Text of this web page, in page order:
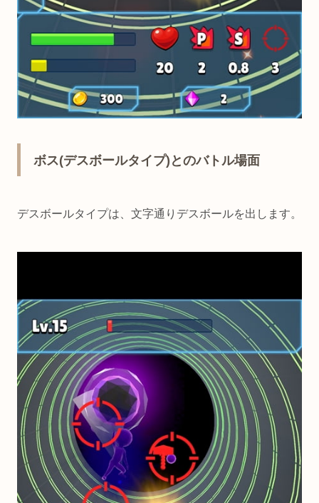
ボス(デスボールタイプ)とのバトル場面
デスボールタイプは、文字通りデスボールを出します。